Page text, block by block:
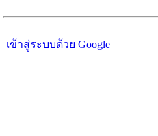
เข้าสู่ระบบด้วย Google